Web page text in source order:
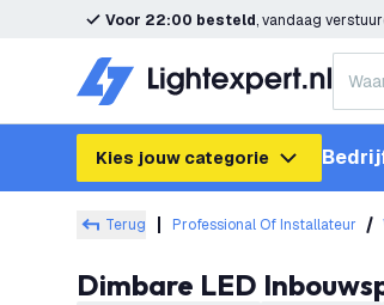
Voor 22:00 besteld, vandaag
Kies jouw categorie
Terug Professional Of Installateur
Dimbare LED